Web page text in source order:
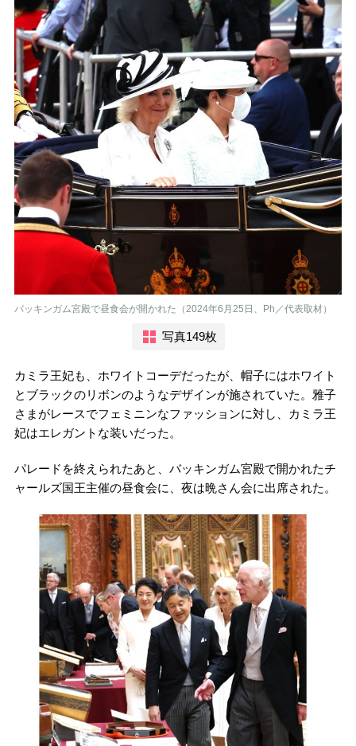
バッキンガム宮殿で昼食会が開かれた（2024年6月25日、Ph／代表取材）
写真149枚
カミラ王妃も、ホワイトコーデだったが、帽子にはホワイト
とブラックのリボンのようなデザインが施されていた。雅子
さまがレースでフェミニンなファッションに対し、カミラ王
妃はエレガントな装いだった。
パレードを終えられたあと、バッキンガム宮殿で開かれたチ
ャールズ国王主催の昼食会に、夜は晩さん会に出席された。